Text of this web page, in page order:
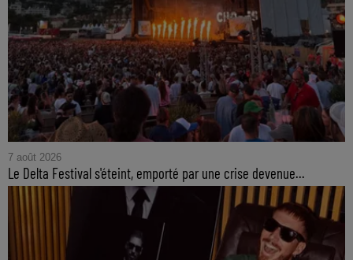
7 août 2026
Le Delta Festival s'éteint, emporté par une crise devenue...